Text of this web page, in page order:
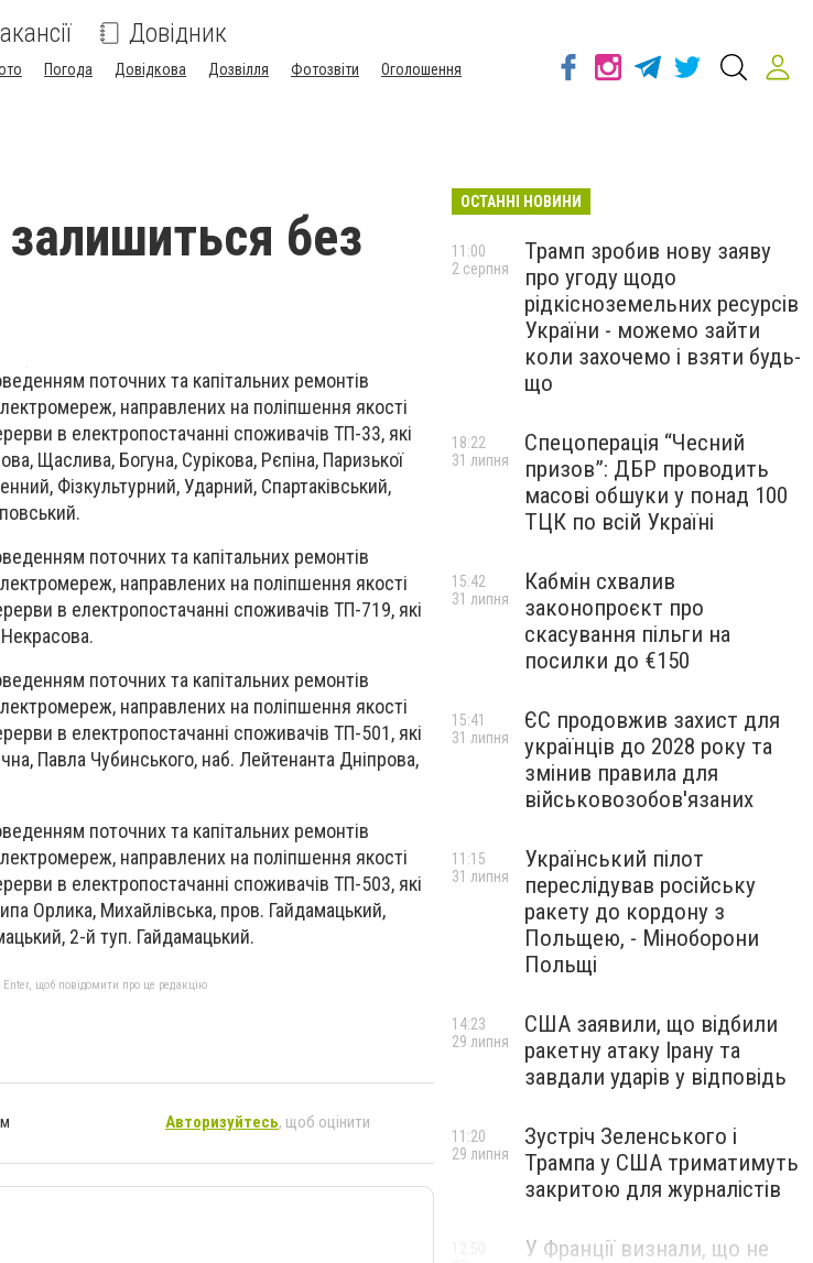
Довідник
Погода Довідкова Дозвілля Фотозвіти
Оголошення
без
поточних та капітальних ремонтів
направлених на поліпшення якості
в електропостачанні споживачів ТП-33, які
Щаслива, Богуна, Сурікова, Рєпіна, Паризької
Фізкультурний, Ударний, Спартаківський,
поточних та капітальних ремонтів
направлених на поліпшення якості
в електропостачанні споживачів ТП-719, які
поточних та капітальних ремонтів
направлених на поліпшення якості
в електропостачанні споживачів ТП-501, які
Павла Чубинського, наб. Лейтенанта Дніпрова,
поточних та капітальних ремонтів
направлених на поліпшення якості
в електропостачанні споживачів ТП-503, які
Орлика, Михайлівська, пров. Гайдамацький,
2-й туп. Гайдамацький.
щоб повідомити про це редакцію
Авторизуйтесь, щоб оцінити
ОСТАННІ НОВИНИ
Трамп зробив нову заяву
про угоду щодо
рідкісноземельних ресурсів
України - можемо зайти
коли захочемо і взяти будь-
що
11:00
2 серпня
Спецоперація “Чесний
призов”: ДБР проводить
масові обшуки у понад 100
ТЦК по всій Україні
18:22
31 липня
Кабмін схвалив
законопроєкт про
скасування пільги на
посилки до €150
15:42
31 липня
ЄС продовжив захист для
українців до 2028 року та
змінив правила для
військовозобов'язаних
15:41
31 липня
Український пілот
переслідував російську
ракету до кордону з
Польщею, - Міноборони
Польщі
11:15
31 липня
США заявили, що відбили
ракетну атаку Ірану та
завдали ударів у відповідь
14:23
29 липня
Зустріч Зеленського і
Трампа у США триматимуть
закритою для журналістів
11:20
29 липня
У Франції визнали, що не